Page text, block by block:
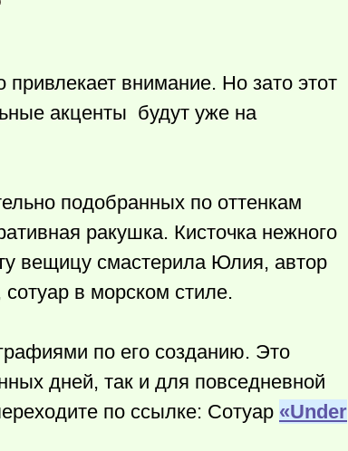
привлекает внимание. Но зато этот
акценты будут уже на
подобранных по оттенкам
ракушка. Кисточка нежного
вещицу смастерила Юлия, автор
в морском стиле.
по его созданию. Это
дней, так и для повседневной
по ссылке: Сотуар «Under